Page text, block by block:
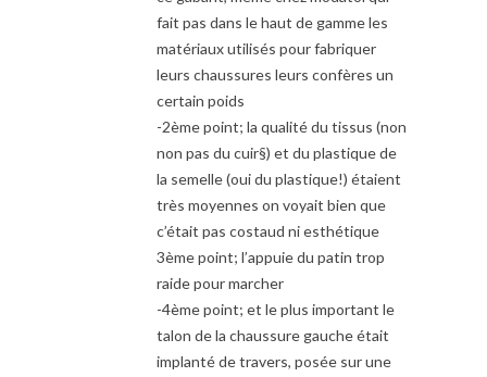
fait pas dans le haut de gamme les
matériaux utilisés pour fabriquer
leurs chaussures leurs confères un
certain poids
-2ème point; la qualité du tissus (non
non pas du cuir§) et du plastique de
la semelle (oui du plastique!) étaient
très moyennes on voyait bien que
c’était pas costaud ni esthétique
3ème point; l’appuie du patin trop
raide pour marcher
-4ème point; et le plus important le
talon de la chaussure gauche était
implanté de travers, posée sur une